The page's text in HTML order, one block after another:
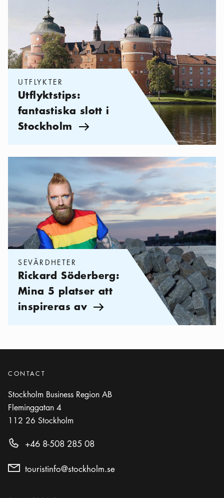
UTFLYKTER
Utflyktstips:
fantastiska slott i
Stockholm Pil ikon
Sevärdheter, Rickard Söderberg: Mina 5 platser att
SEVÄRDHETER
Rickard Söderberg:
Mina 5 platser att
inspireras av Pil ikon
CONTACT
Stockholm Business Region AB
Fleminggatan 4
112 26 Stockholm
+46 8-508 285 08
touristinfo@stockholm.se